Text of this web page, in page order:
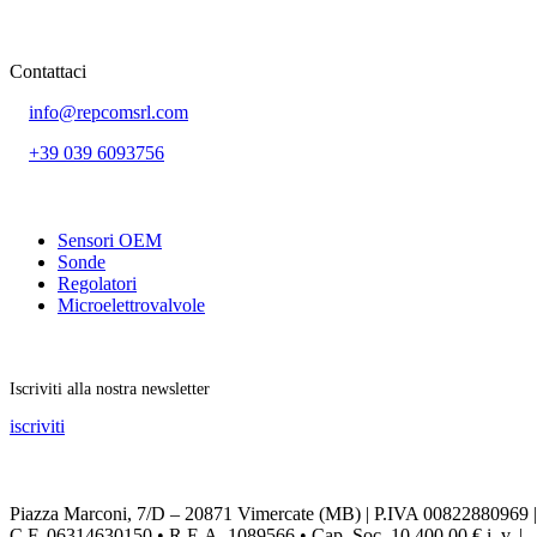
Contattaci
info@repcomsrl.com
+39 039 6093756
Sensori OEM
Sonde
Regolatori
Microelettrovalvole
Iscriviti alla nostra newsletter
iscriviti
Piazza Marconi, 7/D – 20871 Vimercate (MB) | P.IVA 00822880969 |